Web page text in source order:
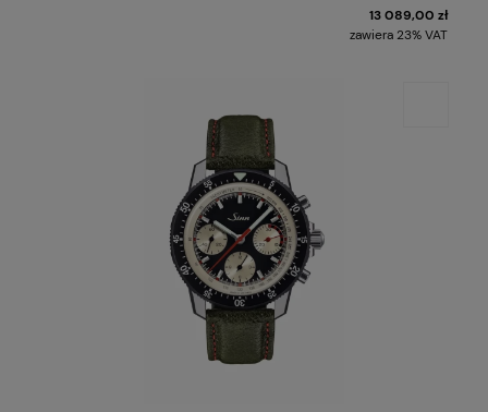
13 089,00 zł
zawiera 23% VAT